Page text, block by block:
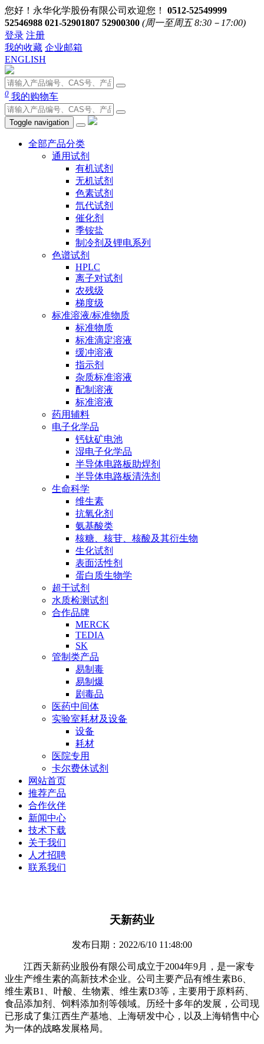
您好！永华化学股份有限公司欢迎您！ 0512-52549999
52546988 021-52901807 52900300 (周一至周五 8:30－17:00)
登录 注册
我的收藏 企业邮箱
ENGLISH
0 我的购物车
Toggle navigation
全部产品分类
通用试剂
有机试剂
无机试剂
色素试剂
氘代试剂
催化剂
季铵盐
制冷剂及锂电系列
色谱试剂
HPLC
离子对试剂
农残级
梯度级
标准溶液/标准物质
标准物质
标准滴定溶液
缓冲溶液
指示剂
杂质标准溶液
配制溶液
标准溶液
药用辅料
电子化学品
钙钛矿电池
湿电子化学品
半导体电路板助焊剂
半导体电路板清洗剂
生命科学
维生素
抗氧化剂
氨基酸类
核糖、核苷、核酸及其衍生物
生化试剂
表面活性剂
蛋白质生物学
超干试剂
水质检测试剂
合作品牌
MERCK
TEDIA
SK
管制类产品
易制毒
易制爆
剧毒品
医药中间体
实验室耗材及设备
设备
耗材
医院专用
卡尔费休试剂
网站首页
推荐产品
合作伙伴
新闻中心
技术下载
关于我们
人才招聘
联系我们
天新药业
发布日期：2022/6/10 11:48:00
江西天新药业股份有限公司成立于2004年9月，是一家专
业生产维生素的高新技术企业。公司主要产品有维生素B6、
维生素B1、叶酸、生物素、维生素D3等，主要用于原料药、
食品添加剂、饲料添加剂等领域。历经十多年的发展，公司现
已形成了集江西生产基地、上海研发中心，以及上海销售中心
为一体的战略发展格局。